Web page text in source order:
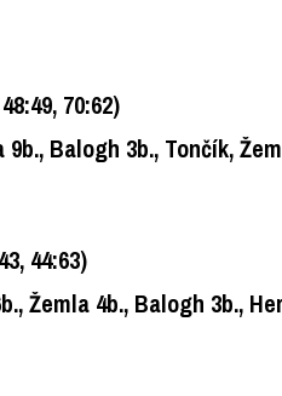
70:62)
9b., Balogh 3b., Tončík,
44:63)
Žemla 4b., Balogh 3b.,